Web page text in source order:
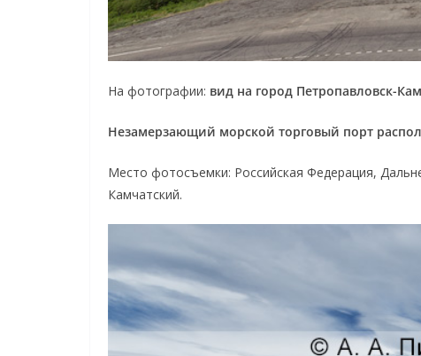
На фотографии: вид на город Петропавловск-
Незамерзающий морской торговый порт
Место фотосъемки: Российская Федерация,
Камчатский.